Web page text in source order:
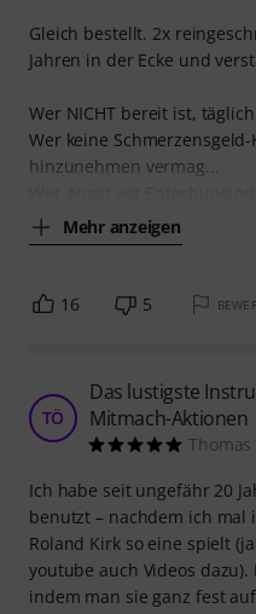
Gleich bestellt. 2x
Jahren in der Ecke und
Wer NICHT bereit ist,
Wer keine
hinzunehmen vermag...
Mehr anzeigen
16 5
TÖ
Das lustigste
Mitmach-Aktionen
Thomas
Ich habe seit ungefähr 20
benutzt – nachdem ich mal
Roland Kirk so eine spielt
youtube auch Videos
indem man sie ganz fest